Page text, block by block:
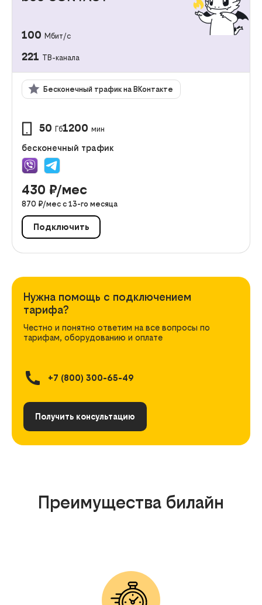
100 Мбит/с
221 ТВ-канала
Бесконечный трафик на ВКонтакте
50 Гб1200 мин
бесконечный трафик
430 ₽/мес
870 ₽/мес с 13-го месяца
Подключить
Нужна помощь с подключением
тарифа?
Честно и понятно ответим на все вопросы по
тарифам, оборудованию и оплате
+7 (800) 300-65-49
Получить консультацию
Преимущества билайн